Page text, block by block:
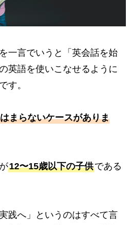
一言でいうと「英会話を始
英語を使いこなせるように
す。
まらないケースがありま
12〜15歳以下の子供である
践へ」というのはすべて言